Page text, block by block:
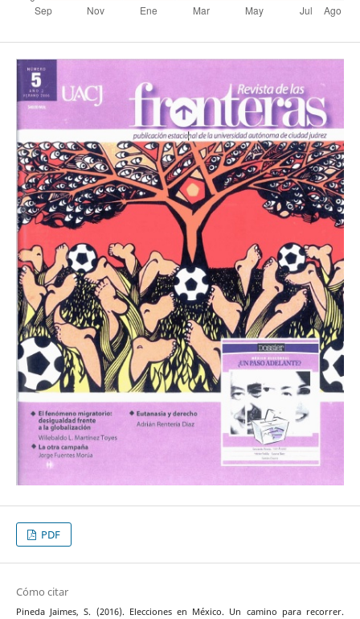
PDF
Cómo citar
Pineda Jaimes, S. (2016). Elecciones en México. Un camino para recorrer.